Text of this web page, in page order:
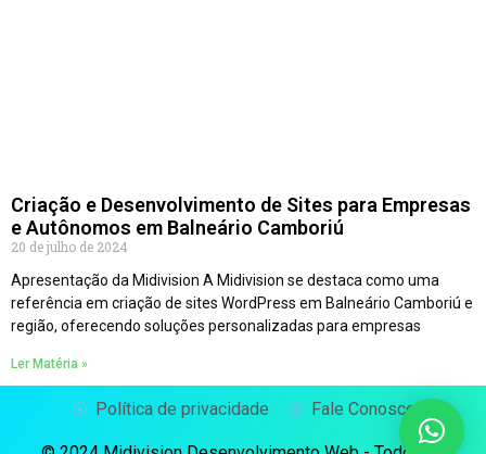
Criação e Desenvolvimento de Sites para Empresas
e Autônomos em Balneário Camboriú
20 de julho de 2024
Apresentação da Midivision A Midivision se destaca como uma
referência em criação de sites WordPress em Balneário Camboriú e
região, oferecendo soluções personalizadas para empresas
Ler Matéria »
Política de privacidade Fale Conosco